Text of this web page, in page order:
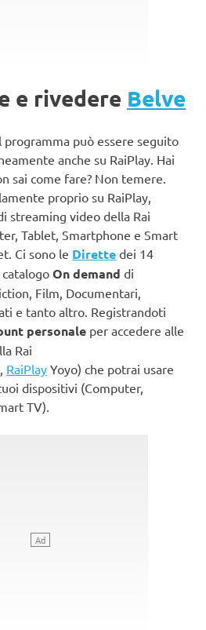
e rivedere Belve
può essere seguito
anche su RaiPlay. Hai
sai come fare? Non temere.
proprio su RaiPlay,
streaming video della Rai
Tablet, Smartphone e Smart
Ci sono le Dirette dei 14
On demand di
Film, Documentari,
e tanto altro. Registrandoti
personale per accedere alle
Rai
RaiPlay Yoyo) che potrai usare
dispositivi (Computer,
TV).